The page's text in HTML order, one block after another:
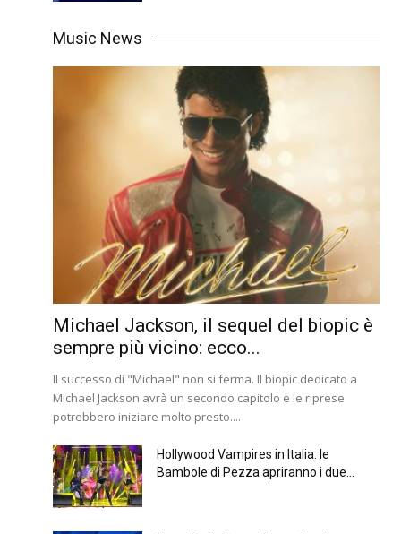
Music News
Michael Jackson, il sequel del biopic è
sempre più vicino: ecco...
Il successo di "Michael" non si ferma. Il biopic dedicato a
Michael Jackson avrà un secondo capitolo e le riprese
potrebbero iniziare molto presto....
Hollywood Vampires in Italia: le
Bambole di Pezza apriranno i due...